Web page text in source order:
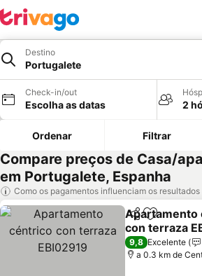
Destino
Portugalete
Check-in/out
Escolha as datas 2
Ordenar Filtrar
Compare preços de Casa/
em Portugalete, Espanha
Como os pagamentos influenciam os resultados
PartilharAdicionar
Apartamento
con terraza
Ver preços
9,8 Excelente
a 0.3 km de